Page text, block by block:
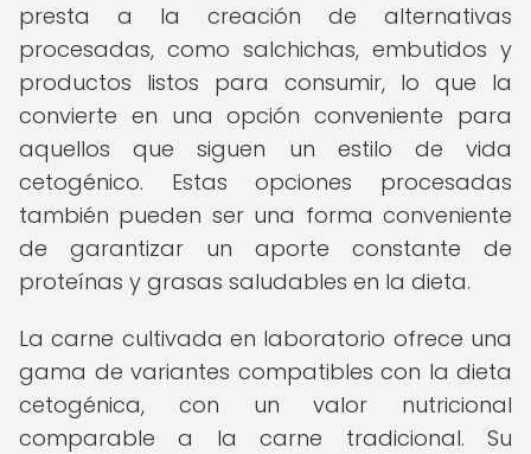
presta a la creación de alternativas
procesadas, como salchichas, embutidos y
productos listos para consumir, lo que la
convierte en una opción conveniente para
aquellos que siguen un estilo de vida
cetogénico. Estas opciones procesadas
también pueden ser una forma conveniente
de garantizar un aporte constante de
proteínas y grasas saludables en la dieta.
La carne cultivada en laboratorio ofrece una
gama de variantes compatibles con la dieta
cetogénica, con un valor nutricional
comparable a la carne tradicional. Su